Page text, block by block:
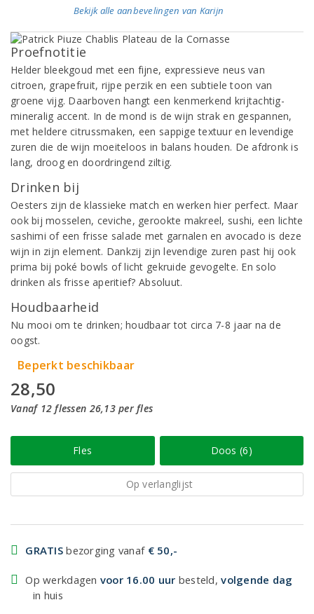
Bekijk alle aanbevelingen van Karijn
Proefnotitie
Helder bleekgoud met een fijne, expressieve neus van
citroen, grapefruit, rijpe perzik en een subtiele toon van
groene vijg. Daarboven hangt een kenmerkend krijtachtig-
mineralig accent. In de mond is de wijn strak en gespannen,
met heldere citrussmaken, een sappige textuur en levendige
zuren die de wijn moeiteloos in balans houden. De afdronk is
lang, droog en doordringend ziltig.
Drinken bij
Oesters zijn de klassieke match en werken hier perfect. Maar
ook bij mosselen, ceviche, gerookte makreel, sushi, een lichte
sashimi of een frisse salade met garnalen en avocado is deze
wijn in zijn element. Dankzij zijn levendige zuren past hij ook
prima bij poké bowls of licht gekruide gevogelte. En solo
drinken als frisse aperitief? Absoluut.
Houdbaarheid
Nu mooi om te drinken; houdbaar tot circa 7-8 jaar na de
oogst.
Beperkt beschikbaar
28,50
Vanaf 12 flessen 26,13 per fles
Fles Doos (6)
Op verlanglijst
GRATIS bezorging vanaf € 50,-
Op werkdagen voor 16.00 uur besteld,volgende dag
in huis